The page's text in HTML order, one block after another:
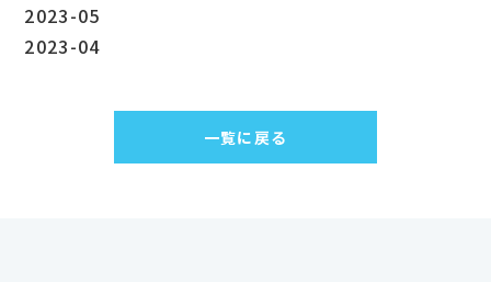
2023-05
2023-04
一覧に戻る